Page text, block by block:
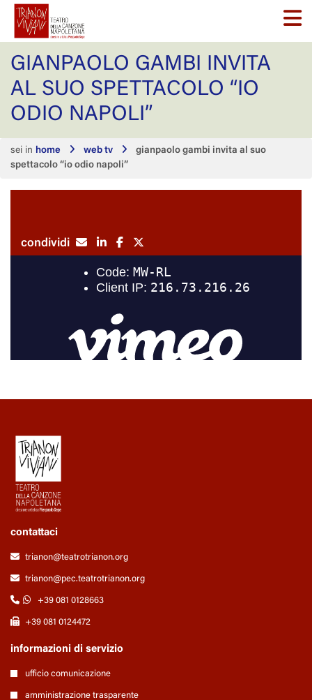
GIANPAOLO GAMBI INVITA
AL SUO SPETTACOLO “IO
ODIO NAPOLI”
sei in home web tv
gianpaolo gambi invita al suo
spettacolo “io odio napoli”
condividi
contattaci
trianon@teatrotrianon.org
trianon@pec.teatrotrianon.org
+39 081 0128663
+39 081 0124472
informazioni di servizio
ufficio comunicazione
amministrazione trasparente